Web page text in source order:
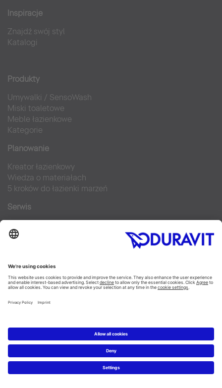
Inspiracje
Znajdź swój styl
Katalogi
Produkty
Umywalki / SensoWash
Miski toaletowe
Meble łazienkowe
Kategorie
Planowanie
Kreator łazienkowy
Wiedza o materiałach
5 kroków do łazienki marzeń
Serwis
Zdjęcia prasowe
Najczęściej zadawane pytania
Pinterest
Blog
Linked In